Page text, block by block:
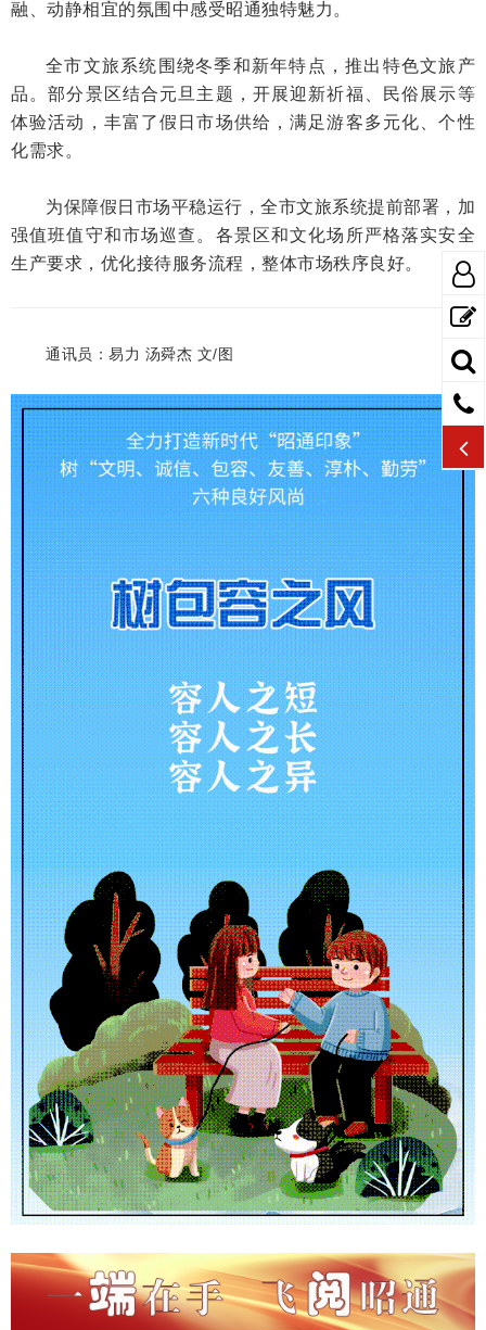
融、动静相宜的氛围中感受昭通独特魅力。
全市文旅系统围绕冬季和新年特点，推出特色文旅产
品。部分景区结合元旦主题，开展迎新祈福、民俗展示等
体验活动，丰富了假日市场供给，满足游客多元化、个性
化需求。
为保障假日市场平稳运行，全市文旅系统提前部署，加
强值班值守和市场巡查。各景区和文化场所严格落实安全
生产要求，优化接待服务流程，整体市场秩序良好。
通讯员：易力 汤舜杰 文/图